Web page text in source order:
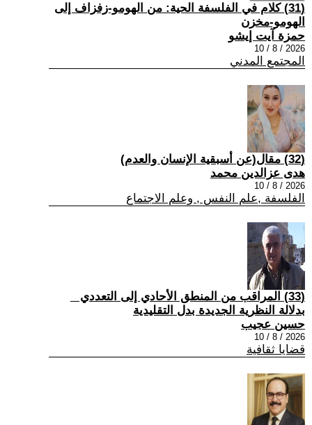
(31) كلام في الفلسفة الحية: من الهومو-زفزاف إلى
الهومو-مخزن
حمزة آيت إيشو
2026 / 8 / 10
المجتمع المدني
(32) مقال(عن أسبقية الإنسان والعدم)
هدى عزالدين محمد
2026 / 8 / 10
الفلسفة ,علم النفس , وعلم الاجتماع
(33) المراقب من المنطق الأحادي إلى التعددي _
بدلالة النظرية الجديدة بدل التقليدية
حسين عجيب
2026 / 8 / 10
قضايا ثقافية